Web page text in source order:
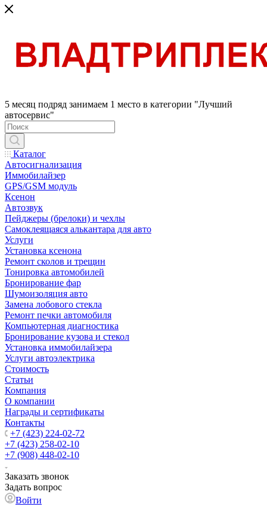
5 месяц подряд занимаем 1 место в категории "Лучший
автосервис"
Каталог
Автосигнализация
Иммобилайзер
GPS/GSM модуль
Ксенон
Автозвук
Пейджеры (брелоки) и чехлы
Самоклеящаяся алькантара для авто
Услуги
Установка ксенона
Ремонт сколов и трещин
Тонировка автомобилей
Бронирование фар
Шумоизоляция авто
Замена лобового стекла
Ремонт печки автомобиля
Компьютерная диагностика
Бронирование кузова и стекол
Установка иммобилайзера
Услуги автоэлектрика
Стоимость
Статьи
Компания
О компании
Награды и сертификаты
Контакты
+7 (423) 224-02-72
+7 (423) 258-02-10
+7 (908) 448-02-10
Заказать звонок
Задать вопрос
Войти